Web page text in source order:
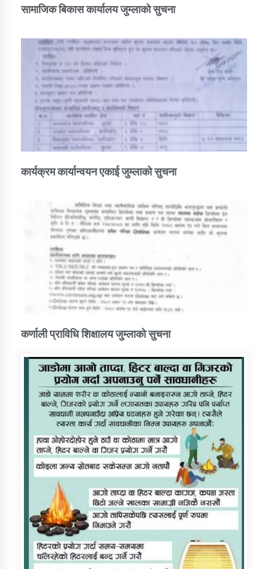
सामाजिक बिकास कार्यालय जुम्लाकाे सुचना
कार्यक्रम कार्यान्वयन एकाई जुम्लाको सुचना
कर्णाली प्राविधि शिक्षालय जुम्लाको सुचना